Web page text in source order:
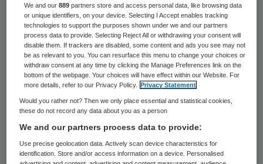
revalidatiezorg, naar het terrein van
ziekenhuislocatie Scheper. Treant wil zo
cliënten met een kortdurende
revalidatiebehandeling in het ziekenhuis
laten revalideren.
Doordat de geriatrische revalidatie in het
ziekenhuis komt, kunnen mensen die in het
ziekenhuis liggen sneller naar een geschikte
revalidatieplek. Daardoor liggen ze korter in
We and our889 partners store and access personal data, like browsing data
or unique identifiers, on your device. Selecting I Accept enables tracking
technologies to support the purposes shown under we and our partners
process data to provide. Selecting Reject All or withdrawing your consent will
disable them. If trackers are disabled, some content and ads you see may not
be as relevant to you. You can resurface this menu to change your choices or
withdraw consent at any time by clicking the Manage Preferences link on the
bottom of the webpage. Your choices will have effect within our Website. For
more details, refer to our Privacy Policy.
Privacy Statement
Would you rather not? Then we only place essential and statistical cookies,
these do not record any data about you as a person
We and our partners process data to provide:
Use precise geolocation data. Actively scan device characteristics for
identification. Store and/or access information on a device. Personalised